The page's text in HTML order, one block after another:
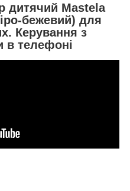
дитячий Mastela
бежевий) для
Керування з
в телефоні